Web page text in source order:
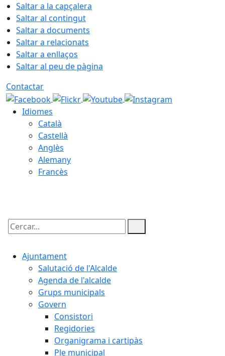
Saltar a la capçalera
Saltar al contingut
Saltar a documents
Saltar a relacionats
Saltar a enllaços
Saltar al peu de pàgina
Contactar
Idiomes
Català
Castellà
Anglès
Alemany
Francès
Cercar:
Ajuntament
Salutació de l'Alcalde
Agenda de l'alcalde
Grups municipals
Govern
Consistori
Regidories
Organigrama i cartipàs
Ple municipal